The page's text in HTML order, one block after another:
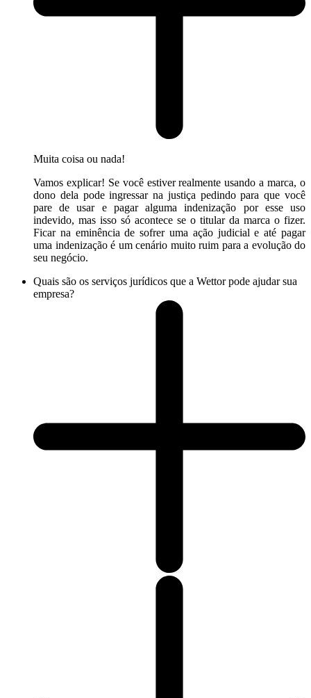
Muita coisa ou nada!
Vamos explicar! Se você estiver realmente usando a marca, o
dono dela pode ingressar na justiça pedindo para que você
pare de usar e pagar alguma indenização por esse uso
indevido, mas isso só acontece se o titular da marca o fizer.
Ficar na eminência de sofrer uma ação judicial e até pagar
uma indenização é um cenário muito ruim para a evolução do
seu negócio.
Quais são os serviços jurídicos que a Wettor pode ajudar sua
empresa?